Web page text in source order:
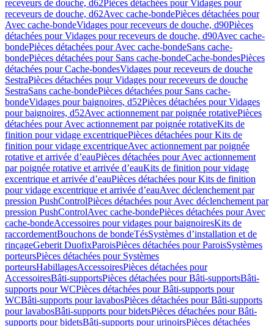
receveurs de douche, d62Pièces détachées pour Vidages pour
receveurs de douche, d62Avec cache-bondePièces détachées pour
Avec cache-bondeVidages pour receveurs de douche, d90Pièces
détachées pour Vidages pour receveurs de douche, d90Avec cache-
bondePièces détachées pour Avec cache-bondeSans cache-
bondePièces détachées pour Sans cache-bondeCache-bondesPièces
détachées pour Cache-bondesVidages pour receveurs de douche
SestraPièces détachées pour Vidages pour receveurs de douche
SestraSans cache-bondePièces détachées pour Sans cache-
bondeVidages pour baignoires, d52Pièces détachées pour Vidages
pour baignoires, d52Avec actionnement par poignée rotativePièces
détachées pour Avec actionnement par poignée rotativeKits de
finition pour vidage excentriquePièces détachées pour Kits de
finition pour vidage excentriqueAvec actionnement par poignée
rotative et arrivée d’eauPièces détachées pour Avec actionnement
par poignée rotative et arrivée d’eauKits de finition pour vidage
excentrique et arrivée d’eauPièces détachées pour Kits de finition
pour vidage excentrique et arrivée d’eauAvec déclenchement par
pression PushControlPièces détachées pour Avec déclenchement par
pression PushControlAvec cache-bondePièces détachées pour Avec
cache-bondeAccessoires pour vidages pour baignoiresKits de
raccordementBouchons de bondeTésSystèmes d’installation et de
rinçageGeberit DuofixParoisPièces détachées pour ParoisSystèmes
porteursPièces détachées pour Systèmes
porteursHabillagesAccessoiresPièces détachées pour
AccessoiresBâti-supportsPièces détachées pour Bâti-supportsBâti-
supports pour WCPièces détachées pour Bâti-supports pour
WCBâti-supports pour lavabosPièces détachées pour Bâti-supports
pour lavabosBâti-supports pour bidetsPièces détachées pour Bâti-
supports pour bidetsBâti-supports pour urinoirsPièces détachées